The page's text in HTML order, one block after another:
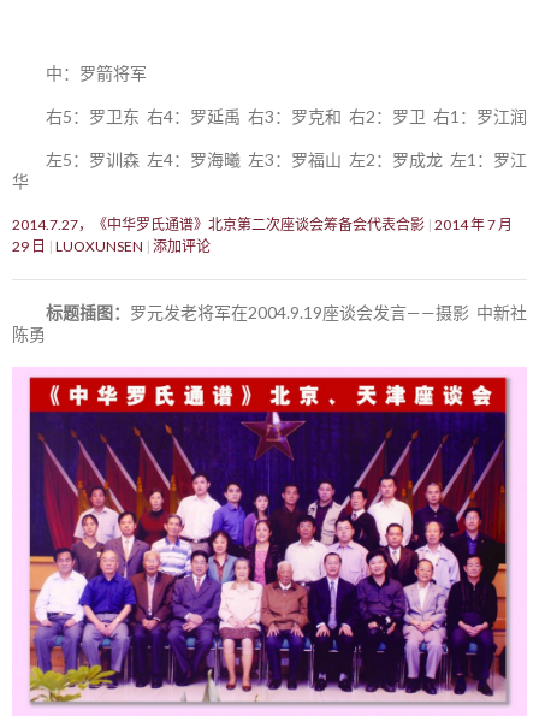
中：罗箭将军
右5：罗卫东 右4：罗延禹 右3：罗克和 右2：罗卫 右1：罗江润
左5：罗训森 左4：罗海曦 左3：罗福山 左2：罗成龙 左1：罗江
华
2014.7.27，《中华罗氏通谱》北京第二次座谈会筹备会代表合影 2014 年 7 月
29 日
LUOXUNSEN 添加评论
标题插图： 罗元发老将军在2004.9.19座谈会发言——摄影 中新社
陈勇